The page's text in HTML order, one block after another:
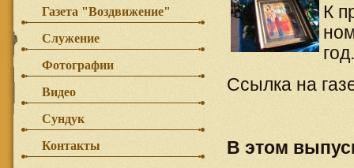
К
год.
Ссылка на
В этом
Газета "Воздвижение"
Служение
Фотографии
Видео
Сундук
Контакты